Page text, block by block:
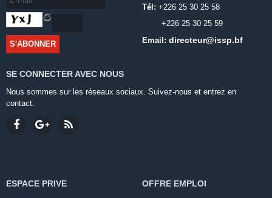
Tél: +226 25 30 25 58
+226 25 30 25 59
Email: directeur@issp.bf
SE CONNECTER AVEC NOUS
Nous sommes sur les réseaux sociaux. Suivez-nous et entrez en
contact.
ESPACE PRIVE OFFRE EMPLOI